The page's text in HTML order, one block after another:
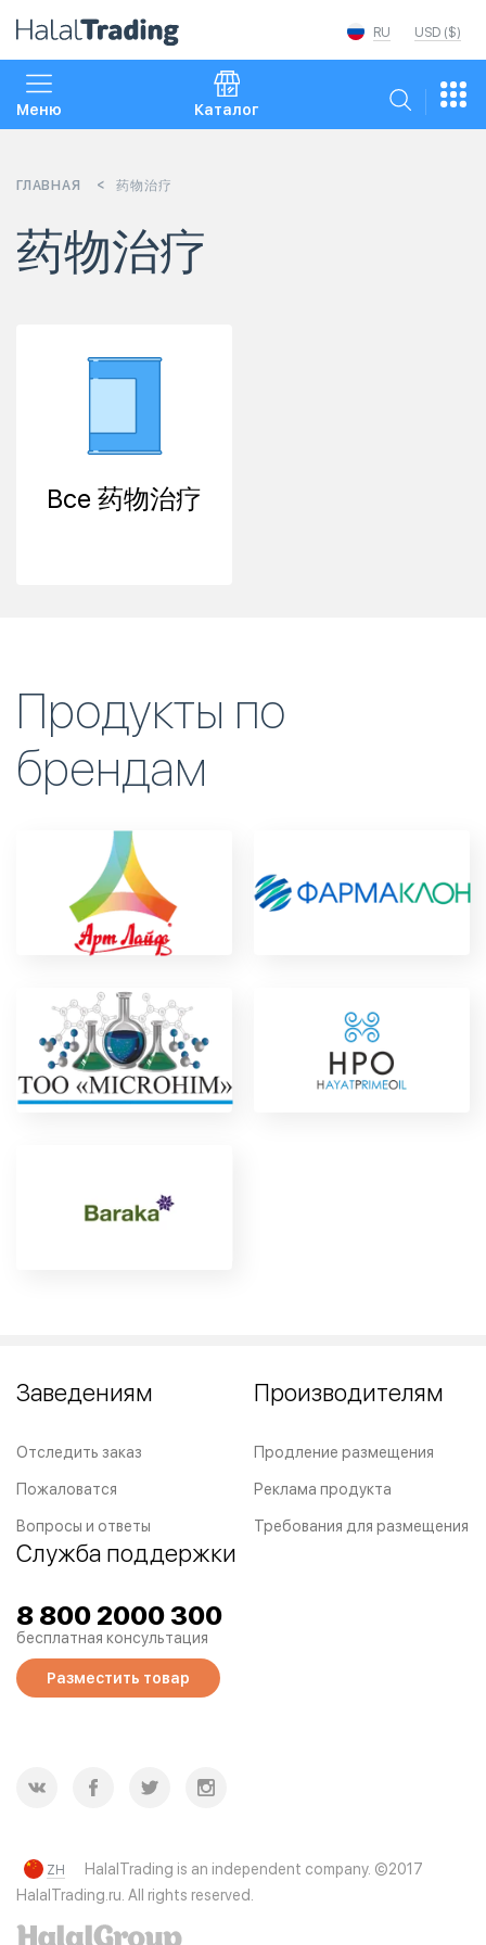
USD ($)
RU
Меню Каталог
ГЛАВНАЯ 药物治疗
药物治疗
Все 药物治疗
Продукты по
брендам
Заведениям
Отследить заказ
Пожаловатся
Вопросы и ответы
Производителям
Продление размещения
Реклама продукта
Требования для размещения
Служба поддержки
8 800 2000 300
бесплатная консультация
Разместить товар
ZH
HalalTrading is an independent company. ©2017
HalalTrading.ru. All rights reserved.